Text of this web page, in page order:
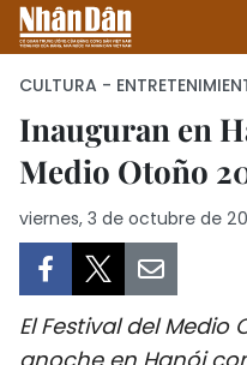
CULTURA -
Inauguran en
Medio Otoño
viernes, 3 de octubre de
El Festival del